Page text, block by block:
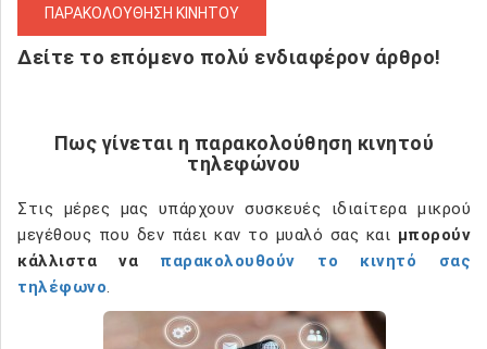
ΠΑΡΑΚΟΛΟΥΘΗΣΗ ΚΙΝΗΤΟΥ
Δείτε το επόμενο πολύ ενδιαφέρον άρθρο!
Πως γίνεται η παρακολούθηση κινητού
τηλεφώνου
Στις μέρες μας υπάρχουν συσκευές ιδιαίτερα μικρού
μεγέθους που δεν πάει καν το μυαλό σας και μπορούν
κάλλιστα να παρακολουθούν το κινητό σας
τηλέφωνο.